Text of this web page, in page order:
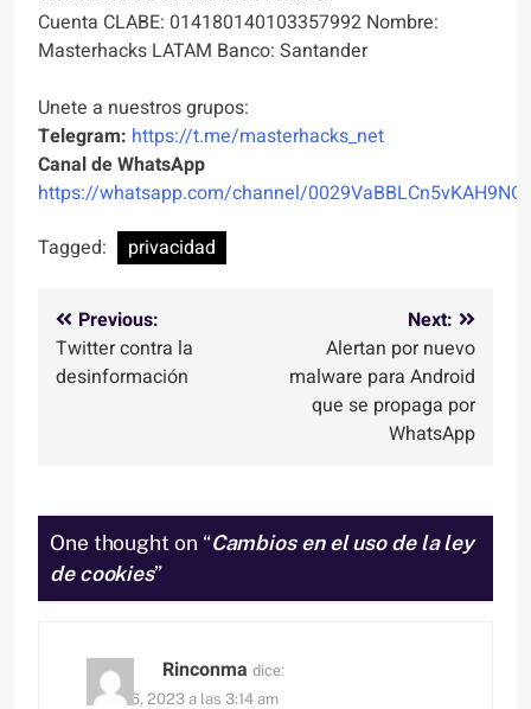
Cuenta CLABE: 014180140103357992 Nombre:
Masterhacks LATAM Banco: Santander
Unete a nuestros grupos:
Telegram: https://t.me/masterhacks_net
Canal de WhatsApp
https://whatsapp.com/channel/
Tagged:
privacidad
Navegación
de
Previous:
Twitter contra la
desinformación
Next:
Alertan por nuevo
malware para Android
que se propaga por
WhatsApp
One thought on “Cambios en el uso de la ley
de cookies”
Rinconma dice:
enero 6, 2023 a las 3:14 am